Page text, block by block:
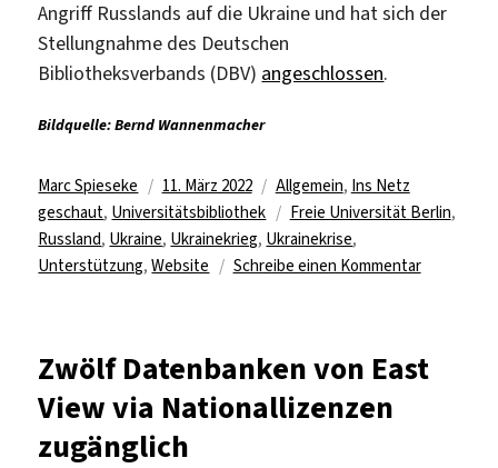
Angriff Russlands auf die Ukraine und hat sich der
Stellungnahme des Deutschen
Bibliotheksverbands (DBV) angeschlossen.
Bildquelle: Bernd Wannenmacher
Autor
Marc Spieseke
Veröffentlicht
am
11. März 2022 Kategorien
Allgemein, Ins Netz
geschaut, Universitätsbibliothek Schlagwörter
Freie Universität Berlin,
Russland, Ukraine, Ukrainekrieg, Ukrainekrise,
Unterstützung,Website Schreibe einen Kommentarzu
Ukraine-
Zwölf Datenbanken von East
View via Nationallizenzen
zugänglich